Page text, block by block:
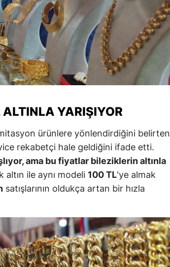
YARIŞIYOR
ürünlere yönlendirdiğini belirten
rekabetçi hale geldiğini ifade etti.
ama bu fiyatlar bileziklerin altınla
altın ile aynı modeli 100 TL'ye almak
satışlarının oldukça artan bir hızla